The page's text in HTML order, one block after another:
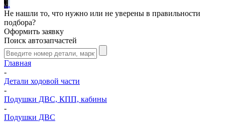
...
Не нашли то, что нужно или не уверены в правильности
подбора?
Оформить заявку
Поиск автозапчастей
Главная
-
Детали ходовой части
-
Подушки ДВС, КПП, кабины
-
Подушки ДВС